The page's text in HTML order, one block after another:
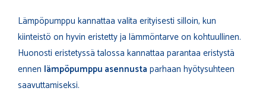
Lämpöpumppu kannattaa valita erityisesti silloin, kun
kiinteistö on hyvin eristetty ja lämmöntarve on kohtuullinen.
Huonosti eristetyssä talossa kannattaa parantaa eristystä
ennen lämpöpumppu asennusta parhaan hyötysuhteen
saavuttamiseksi.